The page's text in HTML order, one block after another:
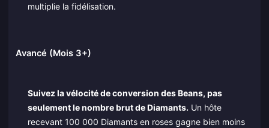
multiplie la fidélisation.
Avancé (Mois 3+)
Suivez la vélocité de conversion des Beans, pas
seulement le nombre brut de Diamants. Un hôte
recevant 100 000 Diamants en roses gagne bien moins